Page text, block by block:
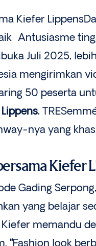
Kiefer
Antusiasme
Juli 2025,
mengirimkan
50 peserta
,
nya yang
Kiefer
Gading
yang belajar
memandu